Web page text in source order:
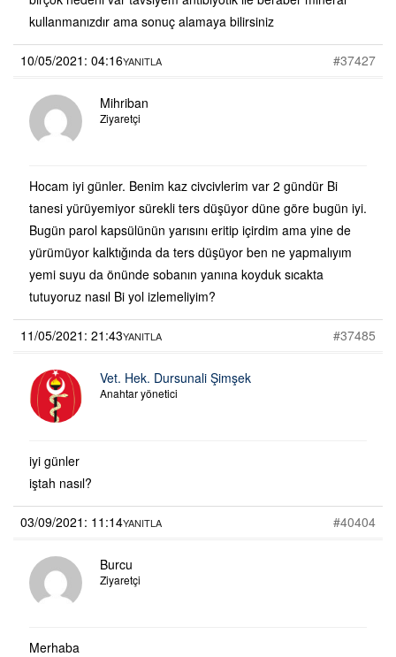
kullanmanızdır ama sonuç alamaya bilirsiniz
10/05/2021: 04:16 #37427
YANITLA
Mihriban
Ziyaretçi
Hocam iyi günler. Benim kaz civcivlerim var 2 gündür Bi
tanesi yürüyemiyor sürekli ters düşüyor düne göre bugün iyi.
Bugün parol kapsülünün yarısını eritip içirdim ama yine de
yürümüyor kalktığında da ters düşüyor ben ne yapmalıyım
yemi suyu da önünde sobanın yanına koyduk sıcakta
tutuyoruz nasıl Bi yol izlemeliyim?
11/05/2021: 21:43 #37485
YANITLA
Vet. Hek. Dursunali Şimşek
Anahtar yönetici
iyi günler
iştah nasıl?
03/09/2021: 11:14 #40404
YANITLA
Burcu
Ziyaretçi
Merhaba